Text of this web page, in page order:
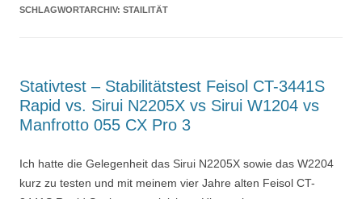
SCHLAGWORTARCHIV: STAILITÄT
Stativtest – Stabilitätstest Feisol CT-3441S
Rapid vs. Sirui N2205X vs Sirui W1204 vs
Manfrotto 055 CX Pro 3
Ich hatte die Gelegenheit das Sirui N2205X sowie das W2204
kurz zu testen und mit meinem vier Jahre alten Feisol CT-